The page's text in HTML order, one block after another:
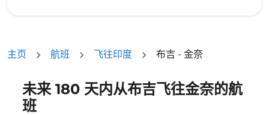
主页 航班 飞往印度 布吉 - 金奈
未来 180 天内从布吉飞往金奈的航
班
没有符合您的筛选条件的机票。请调整您的筛选条件。